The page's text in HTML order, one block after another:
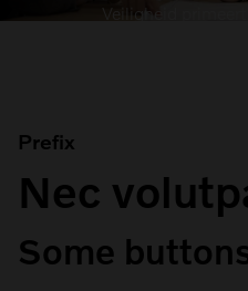
Veiligheid primeert
Prefix
Nec
Some